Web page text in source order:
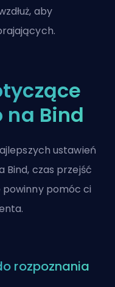
aby
na Bind
ustawień
Bind, czas przejść
pomóc ci
.
rozpoznania